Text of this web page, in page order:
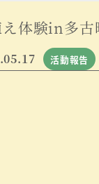
え体験in多古
活動報告